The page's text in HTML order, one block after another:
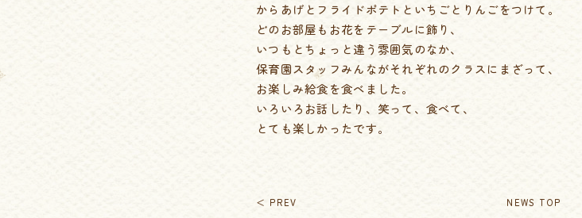
からあげとフライドポテトといちごとりんごをつけて。
どのお部屋もお花をテーブルに飾り、
いつもとちょっと違う雰囲気のなか、
保育園スタッフみんながそれぞれのクラスにまざって、
お楽しみ給食を食べました。
いろいろお話したり、笑って、食べて、
とても楽しかったです。
＜ PREV NEWS TOP